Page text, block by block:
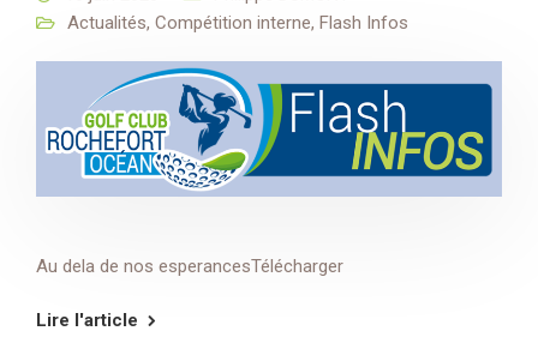
Actualités, Compétition interne, Flash Infos
Au dela de nos esperancesTélécharger
Lire l'article